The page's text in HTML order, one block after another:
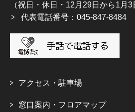
（祝日・休日・12月29日から1月3
代表電話番号：045-847-8484
アクセス・駐車場
窓口案内・フロアマップ